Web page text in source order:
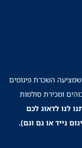
השכרת פיגומים
ומכירת סולמות
לנו לדאוג לכם
נייד או גם וגם).